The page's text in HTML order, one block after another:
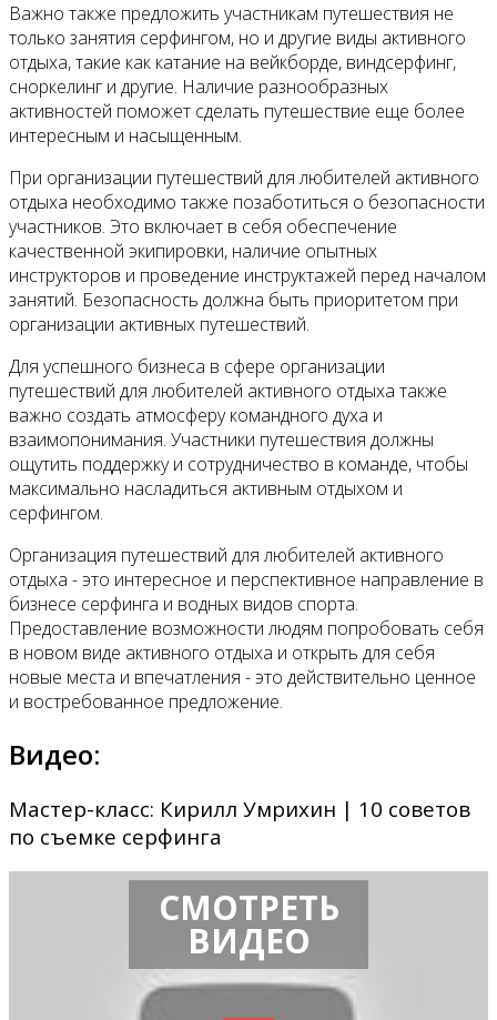
Важно также предложить участникам путешествия не
только занятия серфингом, но и другие виды активного
отдыха, такие как катание на вейкборде, виндсерфинг,
сноркелинг и другие. Наличие разнообразных
активностей поможет сделать путешествие еще более
интересным и насыщенным.
При организации путешествий для любителей активного
отдыха необходимо также позаботиться о безопасности
участников. Это включает в себя обеспечение
качественной экипировки, наличие опытных
инструкторов и проведение инструктажей перед началом
занятий. Безопасность должна быть приоритетом при
организации активных путешествий.
Для успешного бизнеса в сфере организации
путешествий для любителей активного отдыха также
важно создать атмосферу командного духа и
взаимопонимания. Участники путешествия должны
ощутить поддержку и сотрудничество в команде, чтобы
максимально насладиться активным отдыхом и
серфингом.
Организация путешествий для любителей активного
отдыха - это интересное и перспективное направление в
бизнесе серфинга и водных видов спорта.
Предоставление возможности людям попробовать себя
в новом виде активного отдыха и открыть для себя
новые места и впечатления - это действительно ценное
и востребованное предложение.
Видео:
Мастер-класс: Кирилл Умрихин | 10 советов
по съемке серфинга
СМОТРЕТЬ
ВИДЕО